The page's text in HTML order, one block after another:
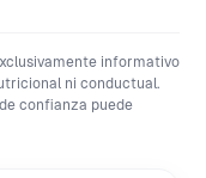
informativo
ni conductual.
confianza puede